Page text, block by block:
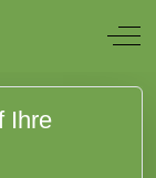
Off-
Ihre